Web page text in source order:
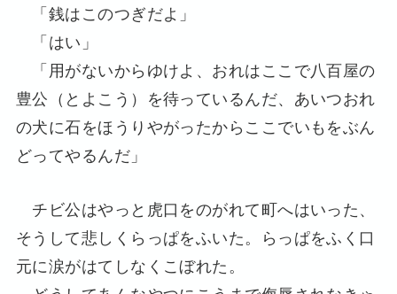
「銭はこのつぎだよ」
「はい」
「用がないからゆけよ、おれはここで八百屋の
豊公（とよこう）を待っているんだ、あいつおれ
の犬に石をほうりやがったからここでいもをぶん
どってやるんだ」
チビ公はやっと虎口をのがれて町へはいった、
そうして悲しくらっぱをふいた。らっぱをふく口
元に涙がはてしなくこぼれた。